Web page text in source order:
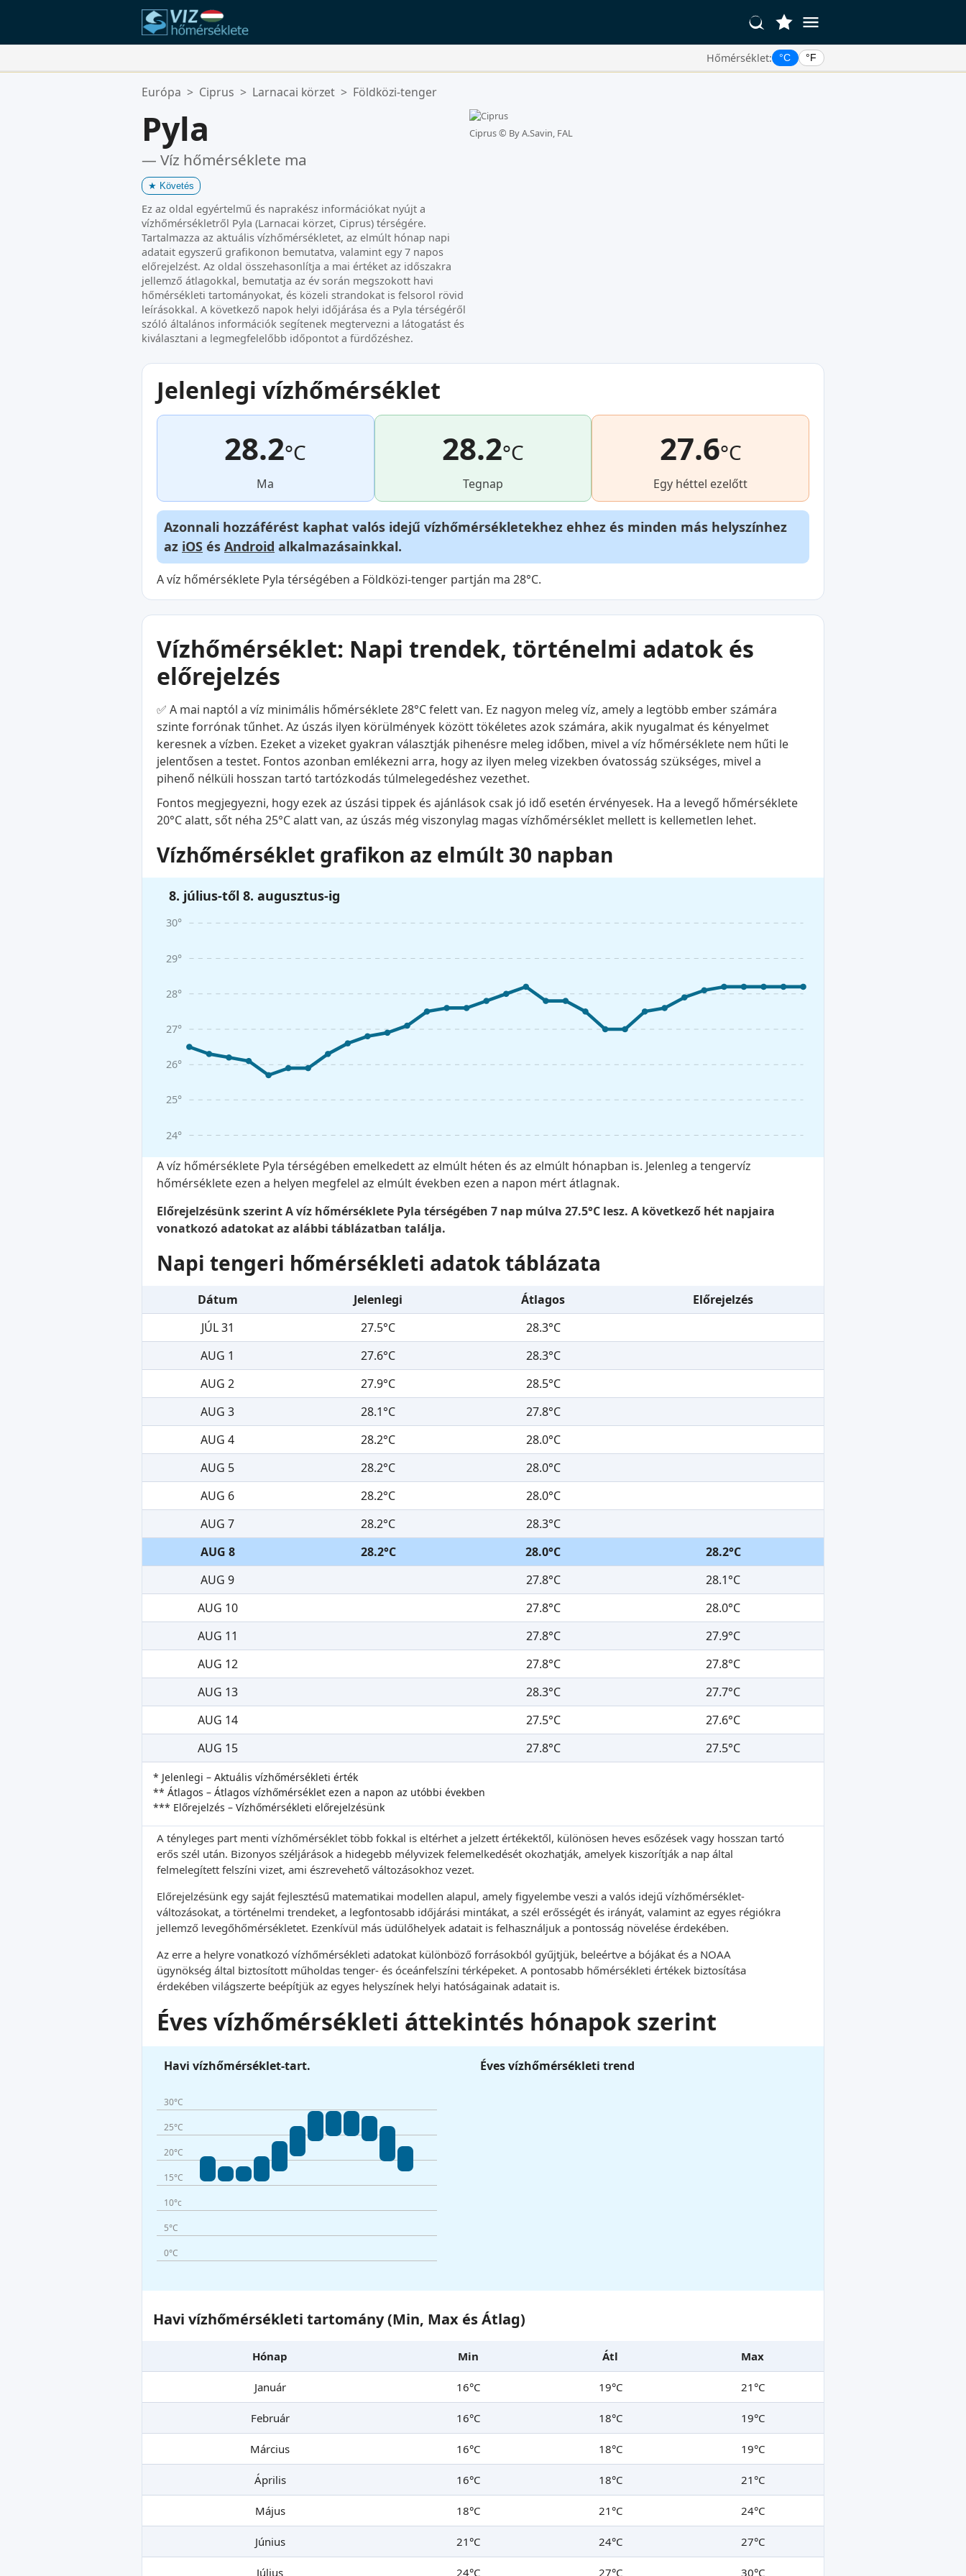
Hőmérséklet: °C °F
Kedvenc Helyszínei:
Európa > Ciprus > Larnacai körzet > Földközi-tenger
Pyla
— Víz hőmérséklete ma
★ Követés
Ez az oldal egyértelmű és naprakész információkat nyújt a
vízhőmérsékletről Pyla (Larnacai körzet, Ciprus) térségére.
Tartalmazza az aktuális vízhőmérsékletet, az elmúlt hónap napi
adatait egyszerű grafikonon bemutatva, valamint egy 7 napos
előrejelzést. Az oldal összehasonlítja a mai értéket az időszakra
jellemző átlagokkal, bemutatja az év során megszokott havi
hőmérsékleti tartományokat, és közeli strandokat is felsorol rövid
leírásokkal. A következő napok helyi időjárása és a Pyla térségéről
szóló általános információk segítenek megtervezni a látogatást és
kiválasztani a legmegfelelőbb időpontot a fürdőzéshez.
Ciprus © By A.Savin, FAL
Jelenlegi vízhőmérséklet
28.2°C
Ma
28.2°C
Tegnap
27.6°C
Egy héttel ezelőtt
Azonnali hozzáférést kaphat valós idejű vízhőmérsékletekhez ehhez és minden más helyszínhez
az iOS és Android alkalmazásainkkal.
A víz hőmérséklete Pyla térségében a Földközi-tenger partján ma 28°C.
Vízhőmérséklet: Napi trendek, történelmi adatok és
előrejelzés
✅ A mai naptól a víz minimális hőmérséklete 28°C felett van. Ez nagyon meleg víz, amely a legtöbb ember számára
szinte forrónak tűnhet. Az úszás ilyen körülmények között tökéletes azok számára, akik nyugalmat és kényelmet
keresnek a vízben. Ezeket a vizeket gyakran választják pihenésre meleg időben, mivel a víz hőmérséklete nem hűti le
jelentősen a testet. Fontos azonban emlékezni arra, hogy az ilyen meleg vizekben óvatosság szükséges, mivel a
pihenő nélküli hosszan tartó tartózkodás túlmelegedéshez vezethet.
Fontos megjegyezni, hogy ezek az úszási tippek és ajánlások csak jó idő esetén érvényesek. Ha a levegő hőmérséklete
20°C alatt, sőt néha 25°C alatt van, az úszás még viszonylag magas vízhőmérséklet mellett is kellemetlen lehet.
Vízhőmérséklet grafikon az elmúlt 30 napban
8. július-től 8. augusztus-ig
24°
25°
26°
27°
28°
29°
30°
A víz hőmérséklete Pyla térségében emelkedett az elmúlt héten és az elmúlt hónapban is. Jelenleg a tengervíz
hőmérséklete ezen a helyen megfelel az elmúlt években ezen a napon mért átlagnak.
Előrejelzésünk szerint A víz hőmérséklete Pyla térségében 7 nap múlva 27.5°C lesz. A következő hét napjaira
vonatkozó adatokat az alábbi táblázatban találja.
Napi tengeri hőmérsékleti adatok táblázata
Dátum Jelenlegi Átlagos
Előrejelzés
JÚL 31
27.5°C
28.3°C
AUG 1
27.6°C
28.3°C
AUG 2
27.9°C
28.5°C
AUG 3
28.1°C
27.8°C
AUG 4
28.2°C
28.0°C
AUG 5
28.2°C
28.0°C
AUG 6
28.2°C
28.0°C
AUG 7
28.2°C
28.3°C
AUG 8
28.2°C 28.0°C
28.2°C
AUG 9
27.8°C
28.1°C
AUG 10
27.8°C
28.0°C
AUG 11
27.8°C
27.9°C
AUG 12
27.8°C
27.8°C
AUG 13
28.3°C
27.7°C
AUG 14
27.5°C
27.6°C
AUG 15
27.8°C 27.5°C
* Jelenlegi – Aktuális vízhőmérsékleti érték
** Átlagos – Átlagos vízhőmérséklet ezen a napon az utóbbi években
*** Előrejelzés – Vízhőmérsékleti előrejelzésünk
A tényleges part menti vízhőmérséklet több fokkal is eltérhet a jelzett értékektől, különösen heves esőzések vagy hosszan tartó
erős szél után. Bizonyos széljárások a hidegebb mélyvizek felemelkedését okozhatják, amelyek kiszorítják a nap által
felmelegített felszíni vizet, ami észrevehető változásokhoz vezet.
Előrejelzésünk egy saját fejlesztésű matematikai modellen alapul, amely figyelembe veszi a valós idejű vízhőmérséklet-
változásokat, a történelmi trendeket, a legfontosabb időjárási mintákat, a szél erősségét és irányát, valamint az egyes régiókra
jellemző levegőhőmérsékletet. Ezenkívül más üdülőhelyek adatait is felhasználjuk a pontosság növelése érdekében.
Az erre a helyre vonatkozó vízhőmérsékleti adatokat különböző forrásokból gyűjtjük, beleértve a bójákat és a NOAA
ügynökség által biztosított műholdas tenger- és óceánfelszíni térképeket. A pontosabb hőmérsékleti értékek biztosítása
érdekében világszerte beépítjük az egyes helyszínek helyi hatóságainak adatait is.
Éves vízhőmérsékleti áttekintés hónapok szerint
Havi vízhőmérséklet-tart.
30°C
25°C
20°C
15°C
10°c
5°C
0°C
Éves vízhőmérsékleti trend
Havi vízhőmérsékleti tartomány (Min, Max és Átlag)
Hónap Min Átl Max
Január 16°C 19°C 21°C
Február 16°C 18°C 19°C
Március 16°C 18°C 19°C
Április 16°C 18°C 21°C
Május 18°C 21°C 24°C
Június 21°C 24°C 27°C
Július 24°C 27°C 30°C